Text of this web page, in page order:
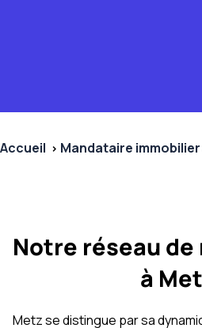
Accueil Mandataire
Notre réseau
à
Metz se distingue par sa